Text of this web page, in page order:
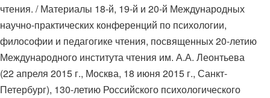
чтения. / Материалы 18-й, 19-й и 20-й Международных
научно-практических конференций по психологии,
философии и педагогике чтения, посвященных 20-летию
Международного института чтения им. А.А. Леонтьева
(22 апреля 2015 г., Москва, 18 июня 2015 г., Санкт-
Петербург), 130-летию Российского психологического